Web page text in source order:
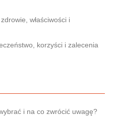
właściwości i
korzyści i zalecenia
i na co zwrócić uwagę?